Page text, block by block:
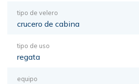
tipo de velero
crucero de cabina
tipo de uso
regata
equipo